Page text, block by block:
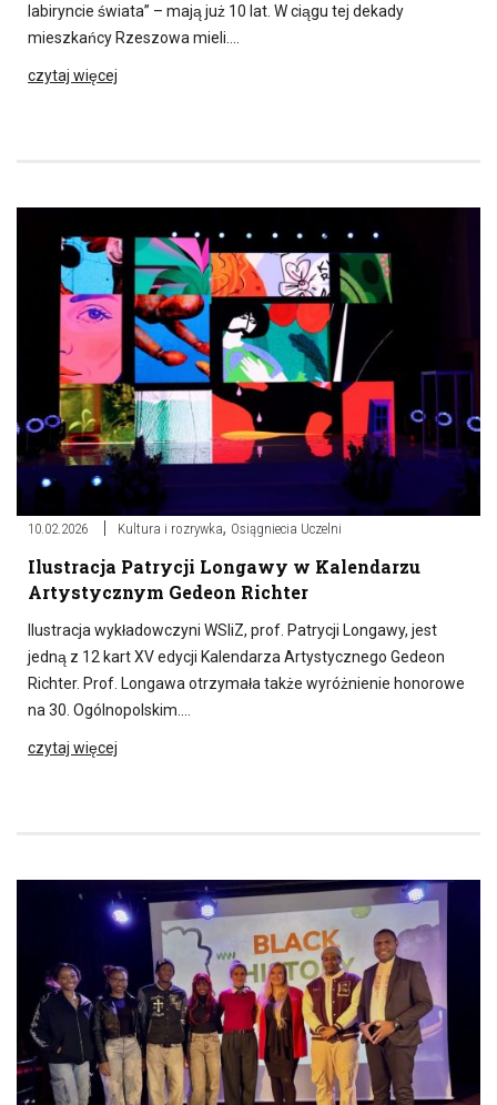
labiryncie świata” – mają już 10 lat. W ciągu tej dekady
mieszkańcy Rzeszowa mieli….
czytaj więcej
10.02.2026 Kultura i rozrywka, Osiągniecia Uczelni
Ilustracja Patrycji Longawy w Kalendarzu
Artystycznym Gedeon Richter
Ilustracja wykładowczyni WSIiZ, prof. Patrycji Longawy, jest
jedną z 12 kart XV edycji Kalendarza Artystycznego Gedeon
Richter. Prof. Longawa otrzymała także wyróżnienie honorowe
na 30. Ogólnopolskim….
czytaj więcej